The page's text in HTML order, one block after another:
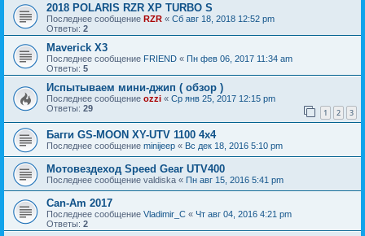
2018 POLARIS RZR XP TURBO S
Последнее сообщение RZR « Сб авг 18, 2018 12:52 pm
Ответы: 2
Maverick X3
Последнее сообщение FRIEND « Пн фев 06, 2017 11:34 am
Ответы: 5
Испытываем мини-джип ( обзор )
Последнее сообщение ozzi « Ср янв 25, 2017 12:15 pm
Ответы: 29 1 2 3
Багги GS-MOON XY-UTV 1100 4x4
Последнее сообщение minijeep « Вс дек 18, 2016 5:10 pm
Мотовездеход Speed Gear UTV400
Последнее сообщение valdiska « Пн авг 15, 2016 5:41 pm
Can-Am 2017
Последнее сообщение Vladimir_C « Чт авг 04, 2016 4:21 pm
Ответы: 2